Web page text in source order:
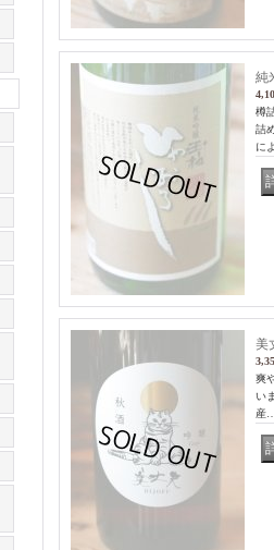
純
樽
詰
に
美
爽
い
産